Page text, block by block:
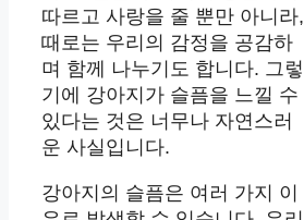
따르고 사랑을 줄 뿐만 아니라,
때로는 우리의 감정을 공감하
며 함께 나누기도 합니다. 그렇
기에 강아지가 슬픔을 느낄 수
있다는 것은 너무나 자연스러
운 사실입니다.
강아지의 슬픔은 여러 가지 이